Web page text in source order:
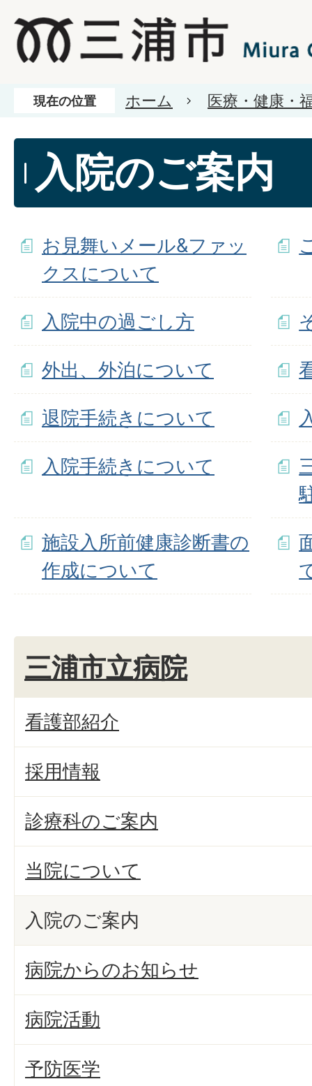
現在の位置 ホーム 医療・健康・
入院のご案内
お見舞いメール&ファッ
クスについて
入院中の過ごし方
外出、外泊について
退院手続きについて
入院手続きについて
施設入所前健康診断書の
作成について
三浦市立病院
看護部紹介
採用情報
診療科のご案内
当院について
入院のご案内
病院からのお知らせ
病院活動
予防医学